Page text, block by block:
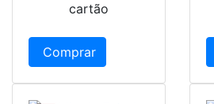
cartão
Comprar